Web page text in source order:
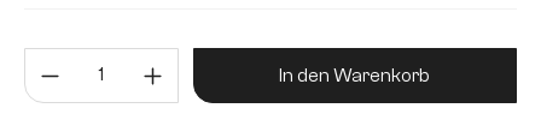
Produkt Anzahl: Gib den
In den Warenkorb